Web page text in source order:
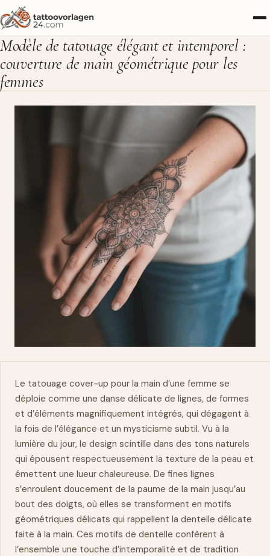
Modèle de tatouage élégant et intemporel :
couverture de main géométrique pour les
femmes
Le tatouage cover-up pour la main d’une femme se
déploie comme une danse délicate de lignes, de formes
et d’éléments magnifiquement intégrés, qui dégagent à
la fois de l’élégance et un mysticisme subtil. Vu à la
lumière du jour, le design scintille dans des tons naturels
qui épousent respectueusement la texture de la peau et
émettent une lueur chaleureuse. De fines lignes
s’enroulent doucement de la paume de la main jusqu’au
bout des doigts, où elles se transforment en motifs
géométriques délicats qui rappellent la dentelle délicate
faite à la main. Ces motifs de dentelle confèrent à
l’ensemble une touche d’intemporalité et de tradition